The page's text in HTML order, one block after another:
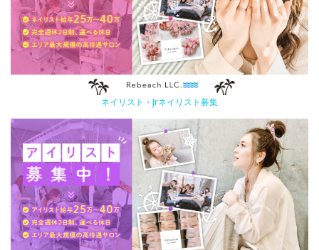
ネイリスト・Jrネイリスト募集